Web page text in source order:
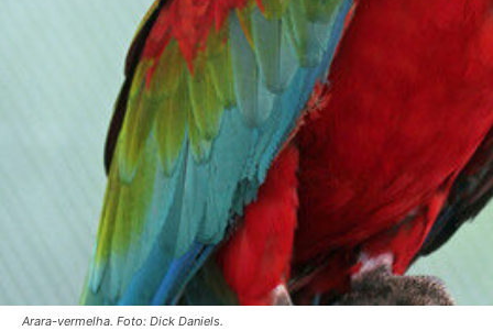
Arara-vermelha. Foto: Dick Daniels.